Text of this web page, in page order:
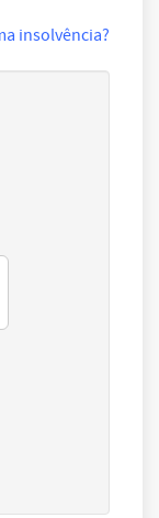
insolvência?